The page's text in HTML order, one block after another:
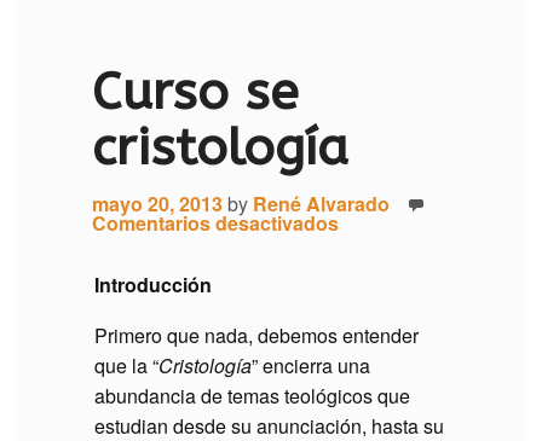
Curso se
cristología
mayo 20, 2013 by René Alvarado
Comentarios desactivadosen
Introducción
Primero que nada, debemos entender
que la “Cristología” encierra una
abundancia de temas teológicos que
estudian desde su anunciación, hasta su